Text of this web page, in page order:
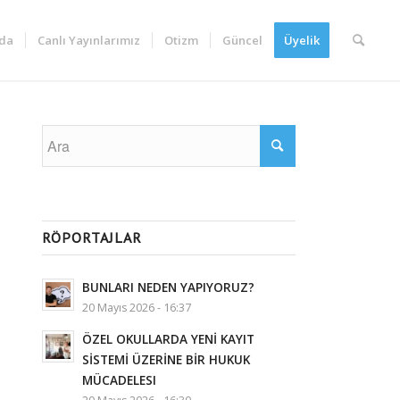
Canlı Yayınlarımız Otizm Güncel Üyelik
RÖPORTAJLAR
BUNLARI NEDEN YAPIYORUZ?
20 Mayıs 2026 - 16:37
ÖZEL OKULLARDA YENİ KAYIT
SİSTEMİ ÜZERİNE BİR HUKUK
MÜCADELESI